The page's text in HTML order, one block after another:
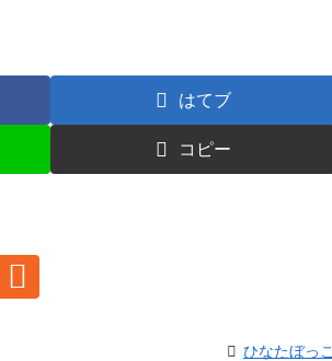
はてブ
コピー
ひなたぼっこ